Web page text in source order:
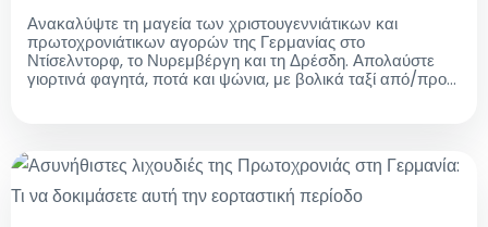
Ανακαλύψτε τη μαγεία των χριστουγεννιάτικων και
πρωτοχρονιάτικων αγορών της Γερμανίας στο
Ντίσελντορφ, το Νυρεμβέργη και τη Δρέσδη. Απολαύστε
γιορτινά φαγητά, ποτά και ψώνια, με βολικά ταξί από/προς